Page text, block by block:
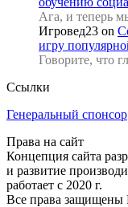
Ага, и теперь
Игровед23 on
игру
Говорите, что
Ссылки
Генеральный спонсор
Права на сайт
Концепция сайта
и развитие
работает с 2020 г.
Все права защищены